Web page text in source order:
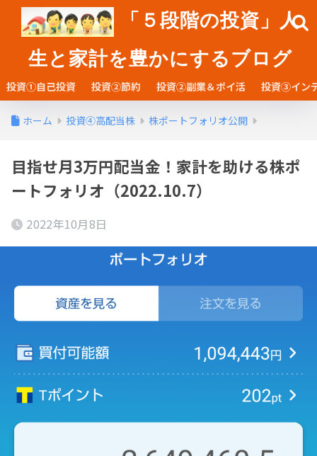
「５段階の投資」人
生と家計を豊かにするブログ
投資①自己投資 投資②節約 投資②副業＆ポイ活 投資③イン
ホーム 投資④高配当株 株ポートフォリオ公開
目指せ月3万円配当金！家計を助ける株ポ
ートフォリオ（2022.10.7）
2022年10月8日